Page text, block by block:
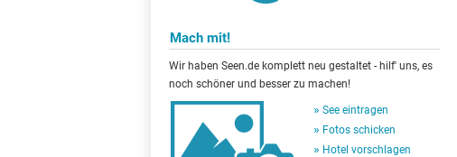
Mach mit!
Wir haben Seen.de komplett neu gestaltet - hilf' uns, es
noch schöner und besser zu machen!
See eintragen
Fotos schicken
Hotel vorschlagen